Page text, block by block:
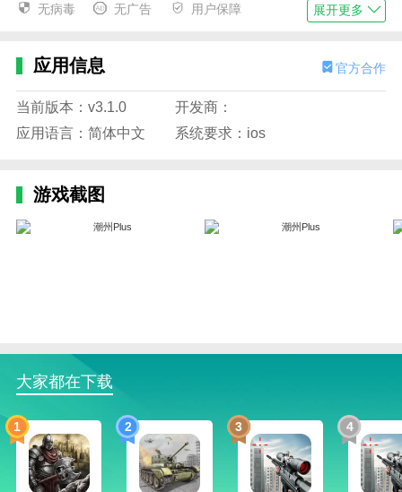
1、潮州Plus有着全面的本地资讯，热闹炎爆的功
解潮州的朋友可以下载试试
2、潮州Plus全新功能十分强大最权威全面新闻资
讯，用户可以通过这款软件更加了解潮州本地信息，还
可以知道最新政务政策等，实时为您推送精彩新闻内
更新日志
最新版本：v3.1.0 更新时间：2024-08-16
无病毒 无广告 用户保障 展开更多
应用信息 官方合作
当前版本：v3.1.0
开发商：
应用语言：简体中文
系统要求：ios
游戏截图
大家都在下载
1 2 3 4